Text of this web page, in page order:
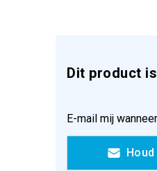
Dit product
E-mail mij